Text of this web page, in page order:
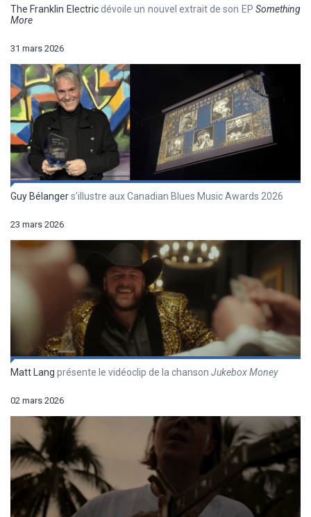
The Franklin Electricdévoile un nouvel extrait de son EPSomething
More
31 mars 2026
Guy Bélangers’illustre aux Canadian Blues Music Awards 2026
23 mars 2026
Matt Lang présente le vidéoclip de la chanson Jukebox Money
02 mars 2026